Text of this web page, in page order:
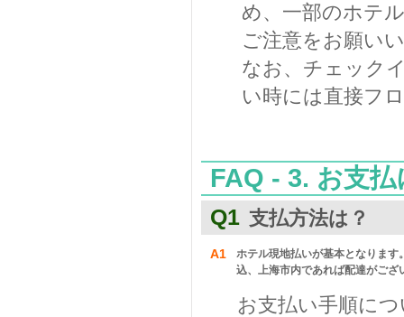
め、一部のホテ
ご注意をお願い
なお、チェック
い時には直接フ
FAQ - 3. お支
Q1 支払方法は？
A1
ホテル現地払いが基本となりま
込、上海市内であれば配達がござ
お支払い手順に